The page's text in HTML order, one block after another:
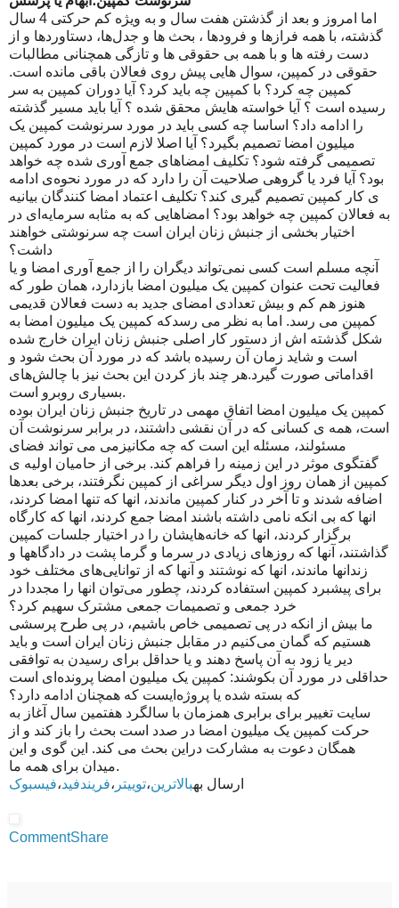
اما امروز و بعد از گذشتن هفت سال و به ویژه کم حرکتی 4 سال
گذشته، با همه فرازها و فرودها ، بحث ها و جدل‌ها، دستاوردها و از
دست رفته ها و با همه بی حقوقی ها و تازگی همچنانی مطالبات
حقوقی در کمپین، سوال هایی پیش روی فعالان باقی مانده است.
کمپین چه کرد؟ با کمپین چه باید کرد؟ آیا دوران کمپین به سر
رسیده است ؟ آیا خواسته هایش محقق شده ؟ آیا باید مسیر گذشته
را ادامه داد؟ اساسا چه کسی باید در مورد سرنوشت کمپین یک
میلیون امضا تصمیم بگیرد؟ آیا اصلا لازم است در مورد کمپین
تصمیمی گرفته شود؟ تکلیف امضاهای جمع آوری شده چه خواهد
بود؟ آیا فرد یا گروهی صلاحیت آن را دارد که در مورد نحوه‌ی ادامه
ی کار کمپین تصمیم گیری کند؟ تکلیف اعتماد امضا کنندگان بیانیه
به فعالان کمپین چه خواهد بود؟ امضاهایی که به مثابه سرمایه‌ای در
اختیار بخشی از جنبش زنان ایران است چه سرنوشتی خواهند
داشت؟
آنچه مسلم است کسی نمی‌تواند دیگران را از جمع آوری امضا و یا
فعالیت تحت عنوان کمپین یک میلیون امضا بازدارد، همان طور که
هنوز هم کم و بیش تعدادی امضای جدید به دست فعالان قدیمی
کمپین می رسد. اما به نظر می رسدکه کمپین یک میلیون امضا به
شکل گذشته اش از دستور کار اصلی جنبش زنان ایران خارج شده
است و شاید زمان آن رسیده باشد که در مورد آن بحث شود و
اقداماتی صورت گیرد.هر چند باز کردن این بحث نیز با چالش‌های
بسیاری روبرو است.
کمپین یک میلیون امضا اتفاق مهمی در تاریخ جنبش زنان ایران بوده
است، همه ی کسانی که در آن نقشی داشتند، در برابر سرنوشت آن
مسئولند، مسئله این است که چه مکانیزمی می تواند فضای
گفتگوی موثر در این زمینه را فراهم کند. برخی از حامیان اولیه ی
کمپین از همان روز اول دیگر سراغی از کمپین نگرفتند، برخی بعدها
اضافه شدند و تا آخر در کنار کمپین ماندند، انها که تنها امضا کردند،
انها که بی انکه نامی داشته باشند امضا جمع کردند، انها که کارگاه
برگزار کردند، انها که خانه‌هایشان را در اختیار جلسات کمپین
گذاشتند، آنها که روزهای زیادی در سرما و گرما پشت در دادگاهها و
زندانها ماندند، انها که نوشتند و آنها که از توانایی‌های مختلف خود
برای پیشبرد کمپین استفاده کردند، چطور می‌توان انها را مجددا در
خرد جمعی و تصمیمات جمعی مشترک سهیم کرد؟
ما بیش از انکه در پی تصمیمی خاص باشیم، در پی طرح پرسشی
هستیم که گمان می‌کنیم در مقابل جنبش زنان ایران است و باید
دیر یا زود به آن پاسخ دهند و یا حداقل برای رسیدن به توافقی
حداقلی در مورد آن بکوشند: کمپین یک میلیون امضا پرونده‌ای است
که بسته شده یا پروژه‌ایست که همچنان ادامه دارد؟
سایت تغییر برای برابری همزمان با سالگرد هفتمین سال آغاز به
حرکت کمپین یک میلیون امضا در صدد است بحث را باز کند و از
همگان دعوت به مشارکت دراین بحث می کند. این گوی و این
میدان برای همه ما.
ارسال بهبالاترین،توییتر ،فریندفید،فیسبوک
CommentShare